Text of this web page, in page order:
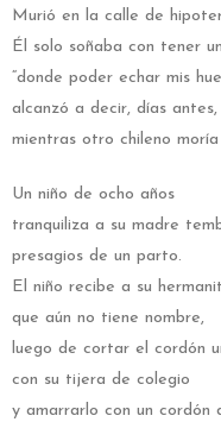
Murió en la calle de
Él solo soñaba con tener
“donde poder echar mis
alcanzó a decir, días
mientras otro chileno
Un niño de ocho años
tranquiliza a su madre
presagios de un parto.
El niño recibe a su
que aún no tiene nombre,
luego de cortar el cordón
con su tijera de colegio
y amarrarlo con un cordón